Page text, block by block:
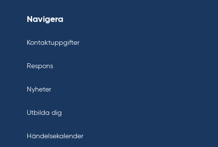
Navigera
Kontaktuppgifter
Respons
Nyheter
Utbilda dig
Händelsekalender